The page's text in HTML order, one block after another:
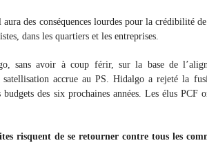
des conséquences lourdes pour la crédibilité
dans les quartiers et les entreprises.
sans avoir à coup férir, sur la base de
accrue au PS. Hidalgo a rejeté la
budgets des six prochaines années. Les élus PCF
risquent de se retourner contre tous les